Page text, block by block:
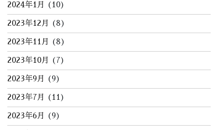
2024年1月 (10)
2023年12月 (8)
2023年11月 (8)
2023年10月 (7)
2023年9月 (9)
2023年7月 (11)
2023年6月 (9)